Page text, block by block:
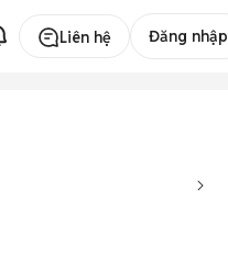
Liên hệ Đăng nhập